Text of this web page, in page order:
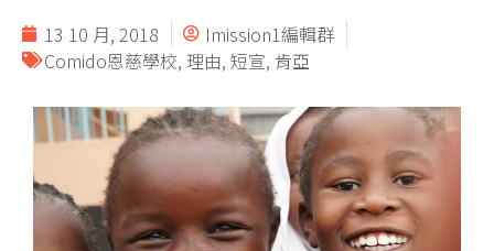
13 10 月, 2018
Imission1編輯群
Comido恩慈學校, 理由, 短宣, 肯亞